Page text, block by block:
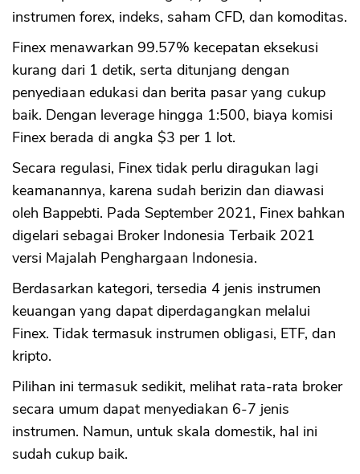
instrumen forex, indeks, saham CFD, dan komoditas.
Finex menawarkan 99.57% kecepatan eksekusi
kurang dari 1 detik, serta ditunjang dengan
penyediaan edukasi dan berita pasar yang cukup
baik. Dengan leverage hingga 1:500, biaya komisi
Finex berada di angka $3 per 1 lot.
Secara regulasi, Finex tidak perlu diragukan lagi
keamanannya, karena sudah berizin dan diawasi
oleh Bappebti. Pada September 2021, Finex bahkan
digelari sebagai Broker Indonesia Terbaik 2021
versi Majalah Penghargaan Indonesia.
Berdasarkan kategori, tersedia 4 jenis instrumen
keuangan yang dapat diperdagangkan melalui
Finex. Tidak termasuk instrumen obligasi, ETF, dan
kripto.
Pilihan ini termasuk sedikit, melihat rata-rata broker
secara umum dapat menyediakan 6-7 jenis
instrumen. Namun, untuk skala domestik, hal ini
sudah cukup baik.